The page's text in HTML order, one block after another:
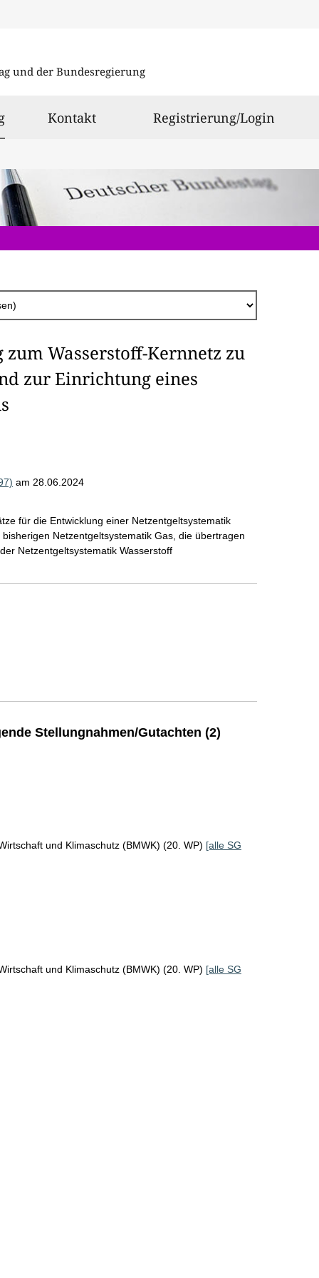
und der Bundesregierung
ausgewählt
Kontakt Registrierung/Login
Wasserstoff-Kernnetz zu
zur Einrichtung eines
am 28.06.2024
für die Entwicklung einer Netzentgeltsystematik
Netzentgeltsystematik Gas, die übertragen
Netzentgeltsystematik Wasserstoff
Stellungnahmen/Gutachten (2)
und Klimaschutz (BMWK) (20. WP) [alle SG
und Klimaschutz (BMWK) (20. WP) [alle SG